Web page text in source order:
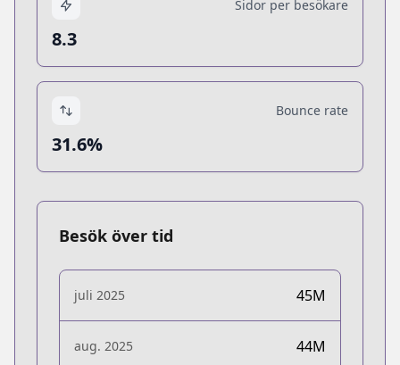
Sidor per besökare
8.3
Bounce rate
31.6%
Besök över tid
juli 2025 45M
aug. 2025 44M